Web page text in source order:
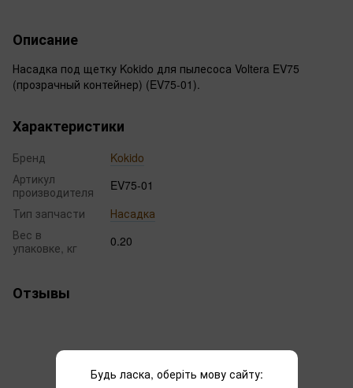
Описание
Насадка под щетку Kokido для пылесоса Voltera EV75
(прозрачный контейнер) (EV75-01).
Характеристики
Бренд
Kokido
Артикул
производителя
EV75-01
Тип запчасти
Насадка
Вес в
упаковке, кг
0.20
Отзывы
Будь ласка, оберіть мову сайту: